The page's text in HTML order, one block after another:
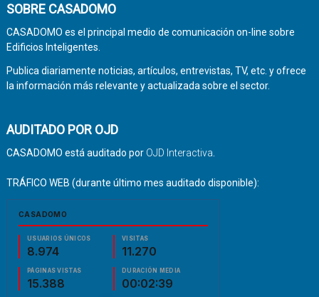
SOBRE CASADOMO
CASADOMO es el principal medio de comunicación on-line sobre
Edificios Inteligentes.
Publica diariamente noticias, artículos, entrevistas, TV, etc. y ofrece
la información más relevante y actualizada sobre el sector.
AUDITADO POR OJD
CASADOMO está auditado por OJD Interactiva
TRÁFICO WEB (durante último mes auditado disponible):